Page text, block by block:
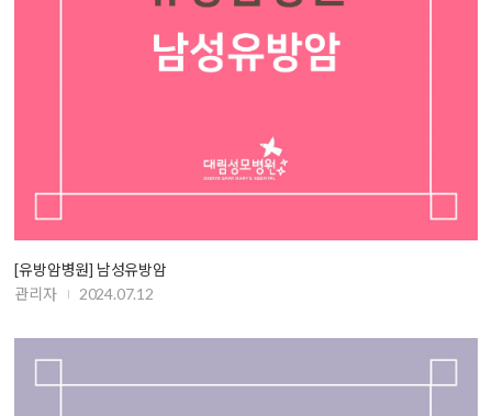
[유방암병원] 남성유방암
관리자
2024.07.12